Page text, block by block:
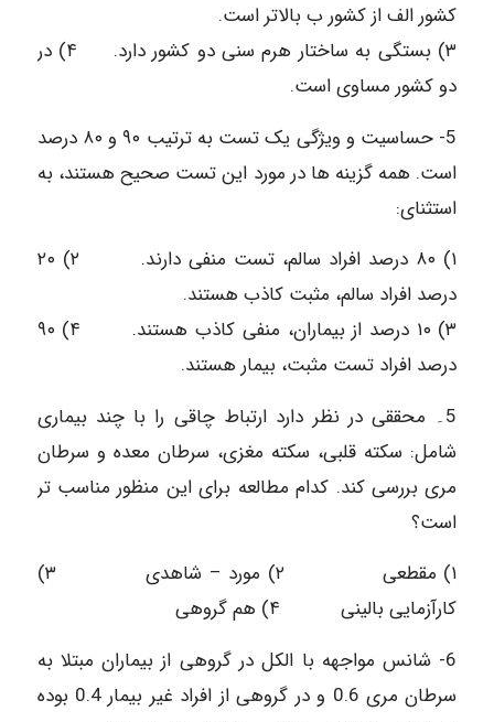
کشور الف از کشور ب بالاتر است.
۳) بستگی به ساختار هرم سنی دو کشور دارد. ۴) در
دو کشور مساوی است.
5- حساسیت و ویژگی یک تست به ترتیب ۹۰ و ۸۰ درصد
است. همه گزینه ها در مورد این تست صحیح هستند، به
استثنای:
۱) ۸۰ درصد افراد سالم، تست منفی دارند. ۲) ۲۰
درصد افراد سالم، مثبت کاذب هستند.
۳) ۱۰ درصد از بیماران، منفی کاذب هستند. ۴) ۹۰
درصد افراد تست مثبت، بیمار هستند.
5۔ محققی در نظر دارد ارتباط چاقی را با چند بیماری
شامل: سکته قلبی، سکته مغزی، سرطان معده و سرطان
مری بررسی کند. کدام مطالعه برای این منظور مناسب تر
است؟
۱) مقطعی ۲) مورد – شاهدی ۳)
کارآزمایی بالینی ۴) هم گروهی
6- شانس مواجهه با الکل در گروهی از بیماران مبتلا به
سرطان مری 0.6 و در گروهی از افراد غیر بیمار 0.4 بوده